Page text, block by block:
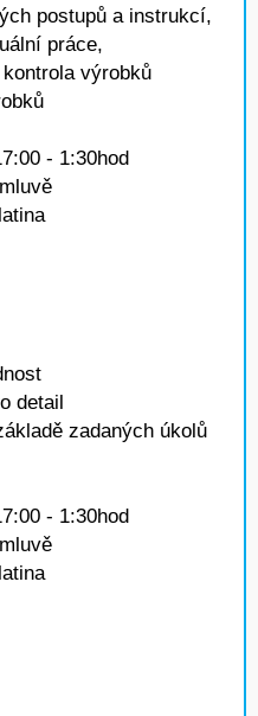
postupů a instrukcí,
práce,
výrobků
- 1:30hod
detail
zadaných úkolů
- 1:30hod